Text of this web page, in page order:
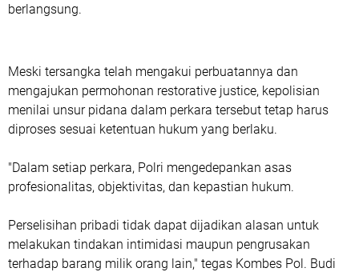
berlangsung.
Meski tersangka telah mengakui perbuatannya dan
mengajukan permohonan restorative justice, kepolisian
menilai unsur pidana dalam perkara tersebut tetap harus
diproses sesuai ketentuan hukum yang berlaku.
"Dalam setiap perkara, Polri mengedepankan asas
profesionalitas, objektivitas, dan kepastian hukum.
Perselisihan pribadi tidak dapat dijadikan alasan untuk
melakukan tindakan intimidasi maupun pengrusakan
terhadap barang milik orang lain," tegas Kombes Pol. Budi